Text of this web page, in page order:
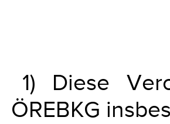
1) Diese
ÖREBKG